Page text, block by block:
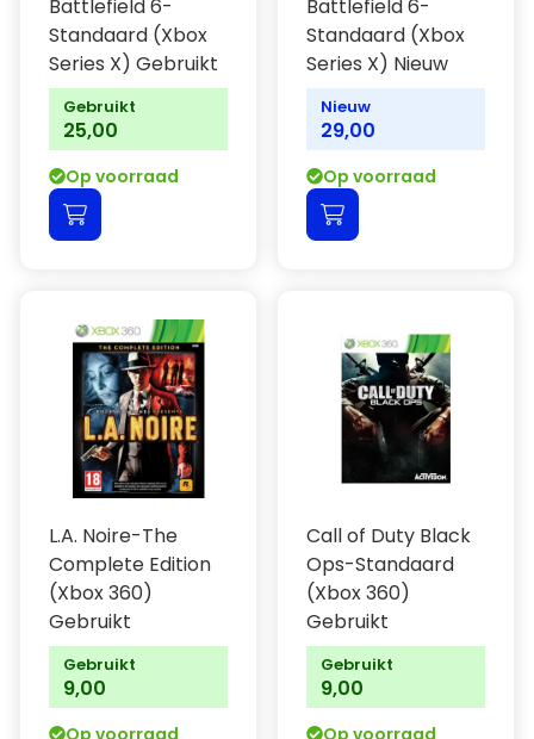
Battlefield 6-
Standaard (Xbox
Series X) Gebruikt
Gebruikt
25,00
Op voorraad
Battlefield 6-
Standaard (Xbox
Series X) Nieuw
Nieuw
29,00
Op voorraad
L.A. Noire-The
Complete Edition
(Xbox 360)
Gebruikt
Gebruikt
9,00
Op voorraad
Call of Duty Black
Ops-Standaard
(Xbox 360)
Gebruikt
Gebruikt
9,00
Op voorraad